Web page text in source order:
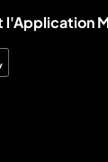
l'Application